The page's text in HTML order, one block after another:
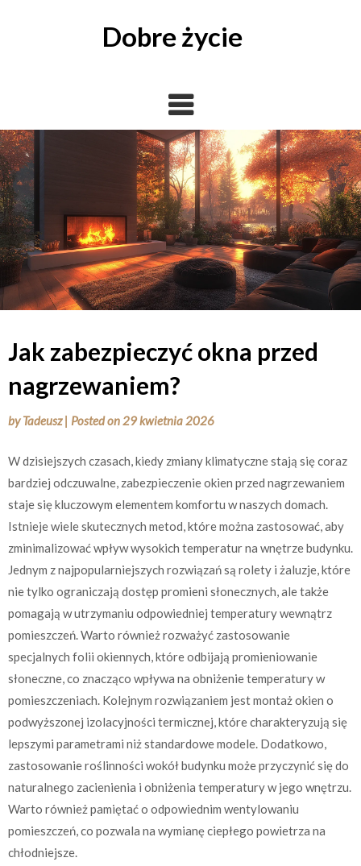
Dobre życie
Jak zabezpieczyć okna przed
nagrzewaniem?
byTadeusz | Posted on29 kwietnia 2026
W dzisiejszych czasach, kiedy zmiany klimatyczne stają się coraz
bardziej odczuwalne, zabezpieczenie okien przed nagrzewaniem
staje się kluczowym elementem komfortu w naszych domach.
Istnieje wiele skutecznych metod, które można zastosować, aby
zminimalizować wpływ wysokich temperatur na wnętrze budynku.
Jednym z najpopularniejszych rozwiązań są rolety i żaluzje, które
nie tylko ograniczają dostęp promieni słonecznych, ale także
pomagają w utrzymaniu odpowiedniej temperatury wewnątrz
pomieszczeń. Warto również rozważyć zastosowanie
specjalnych folii okiennych, które odbijają promieniowanie
słoneczne, co znacząco wpływa na obniżenie temperatury w
pomieszczeniach. Kolejnym rozwiązaniem jest montaż okien o
podwyższonej izolacyjności termicznej, które charakteryzują się
lepszymi parametrami niż standardowe modele. Dodatkowo,
zastosowanie roślinności wokół budynku może przyczynić się do
naturalnego zacienienia i obniżenia temperatury w jego wnętrzu.
Warto również pamiętać o odpowiednim wentylowaniu
pomieszczeń, co pozwala na wymianę ciepłego powietrza na
chłodniejsze.